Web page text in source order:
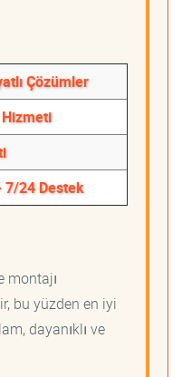
Çözümler
Hizmeti
7/24 Destek
montajı
bu yüzden en iyi
dayanıklı ve